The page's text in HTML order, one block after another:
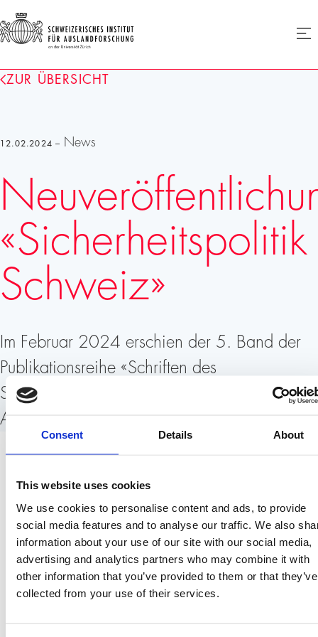
Consent Details About
This website uses cookies
We use cookies to personalise content and ads, to provide
social media features and to analyse our traffic. We also
information about your use of our site with our social media,
advertising and analytics partners who may combine it with
other information that you’ve provided to them or that they’ve
collected from your use of their services.
Homepage
ZUR ÜBERSICHT
12.02.2024 – News
«Sicherheitspolitik
Schweiz»
Im Februar 2024 erschien der 5. Band der
Publikationsreihe «Schriften des
Schweizerischen Instituts für
Auslandforschung».
Ein liberaler Kompass für die Schweizer
Der Angriffskrieg Russlands auf die Ukraine hat die
regelbasierte Sicherheitsordnung in Europa zerstört.
Die Renaissance der Machtpolitik zwingt den
globalisierten Kleinstaat Schweiz zu
unangenehmen Entscheidungen. Die Neutralität als
aussen- und sicherheitspolitische Maxime ist infrage